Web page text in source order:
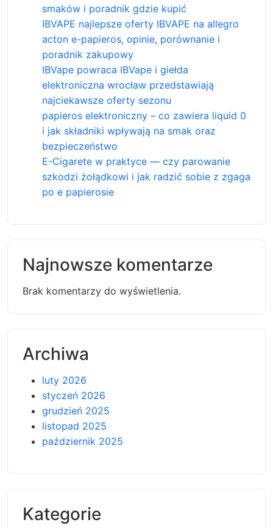
smaków i poradnik gdzie kupić
IBVAPE najlepsze oferty IBVAPE na allegro
acton e-papieros, opinie, porównanie i
poradnik zakupowy
IBVape powraca IBVape i giełda
elektroniczna wrocław przedstawiają
najciekawsze oferty sezonu
papieros elektroniczny – co zawiera liquid 0
i jak składniki wpływają na smak oraz
bezpieczeństwo
E-Cigarete w praktyce — czy parowanie
szkodzi żołądkowi i jak radzić sobie z zgaga
po e papierosie
Najnowsze komentarze
Brak komentarzy do wyświetlenia.
Archiwa
luty 2026
styczeń 2026
grudzień 2025
listopad 2025
październik 2025
Kategorie